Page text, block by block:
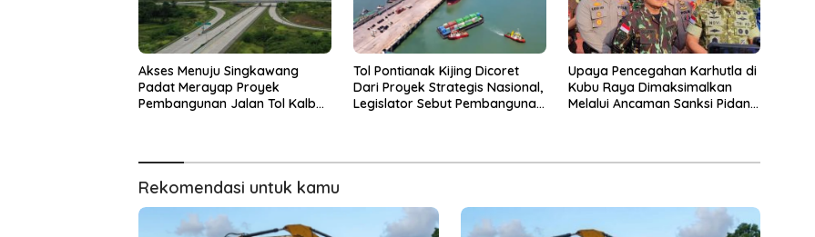
Akses Menuju Singkawang
Padat Merayap Proyek
Pembangunan Jalan Tol Kalbar
Tol Pontianak Kijing Dicoret
Dari Proyek Strategis Nasional,
Legislator Sebut Pembangunan
Upaya Pencegahan Karhutla di
Kubu Raya Dimaksimalkan
Melalui Ancaman Sanksi Pidana
Rekomendasi untuk kamu